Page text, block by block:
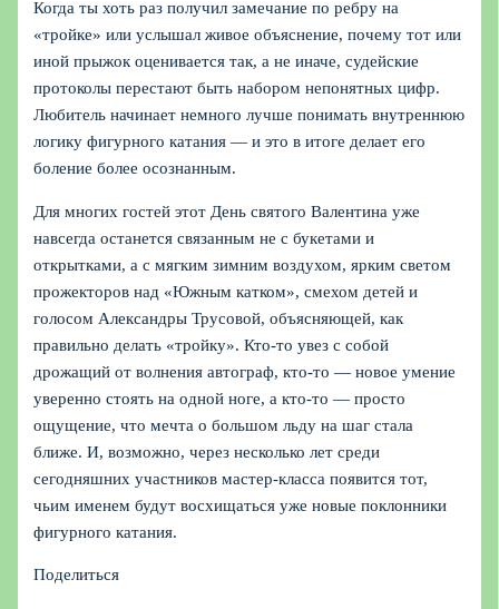
Когда ты хоть раз получил замечание по ребру на
«тройке» или услышал живое объяснение, почему тот или
иной прыжок оценивается так, а не иначе, судейские
протоколы перестают быть набором непонятных цифр.
Любитель начинает немного лучше понимать внутреннюю
логику фигурного катания — и это в итоге делает его
боление более осознанным.
Для многих гостей этот День святого Валентина уже
навсегда останется связанным не с букетами и
открытками, а с мягким зимним воздухом, ярким светом
прожекторов над «Южным катком», смехом детей и
голосом Александры Трусовой, объясняющей, как
правильно делать «тройку». Кто‑то увез с собой
дрожащий от волнения автограф, кто‑то — новое умение
уверенно стоять на одной ноге, а кто‑то — просто
ощущение, что мечта о большом льду на шаг стала
ближе. И, возможно, через несколько лет среди
сегодняшних участников мастер-класса появится тот,
чьим именем будут восхищаться уже новые поклонники
фигурного катания.
Поделиться